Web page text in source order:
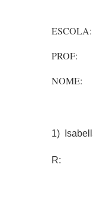
NOME:
1)
R: